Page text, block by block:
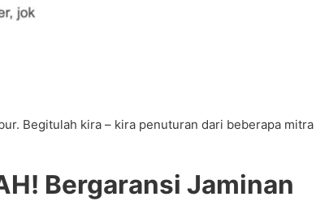
Begitulah kira – kira penuturan dari beberapa mitra
Bergaransi Jaminan